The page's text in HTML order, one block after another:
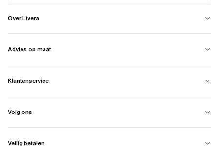
Over Livera
Advies op maat
Klantenservice
Volg ons
Veilig betalen